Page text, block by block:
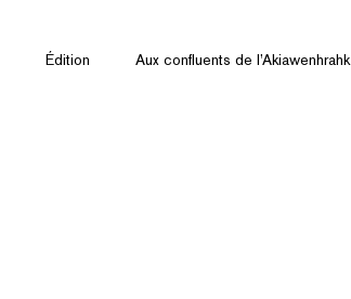
Édition Aux confluents de l’Akiawenhrahk